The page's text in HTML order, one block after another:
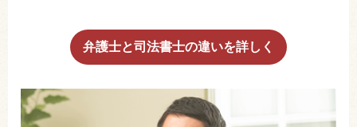
弁護士と司法書士の違いを詳しく